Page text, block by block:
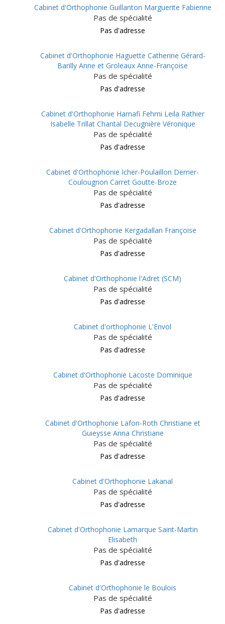
Cabinet d'Orthophonie Guillanton Marguerite Fabienne
Pas de spécialité
Pas d'adresse
Cabinet d'Orthophonie Haguette Catherine Gérard-
Barilly Anne et Groleaux Anne-Françoise
Pas de spécialité
Pas d'adresse
Cabinet d'Orthophonie Harnafi Fehmi Leila Rathier
Isabelle Trillat Chantal Decugnière Véronique
Pas de spécialité
Pas d'adresse
Cabinet d'Orthophonie Icher-Poulaillon Derrier-
Coulougnon Carret Goutte-Broze
Pas de spécialité
Pas d'adresse
Cabinet d'Orthophonie Kergadallan Françoise
Pas de spécialité
Pas d'adresse
Cabinet d'Orthophonie l'Adret (SCM)
Pas de spécialité
Pas d'adresse
Cabinet d'orthophonie L'Envol
Pas de spécialité
Pas d'adresse
Cabinet d'Orthophonie Lacoste Dominique
Pas de spécialité
Pas d'adresse
Cabinet d'Orthophonie Lafon-Roth Christiane et
Guieysse Anna Christiane
Pas de spécialité
Pas d'adresse
Cabinet d'Orthophonie Lakanal
Pas de spécialité
Pas d'adresse
Cabinet d'Orthophonie Lamarque Saint-Martin
Elisabeth
Pas de spécialité
Pas d'adresse
Cabinet d'Orthophonie le Boulois
Pas de spécialité
Pas d'adresse